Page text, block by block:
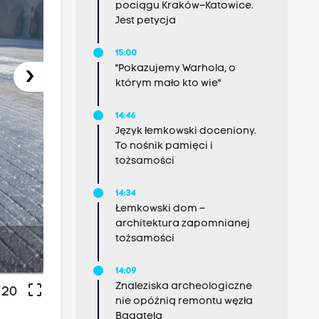
›
crop_free
pociągu Kraków–Katowice.
Jest petycja
15:00
"Pokazujemy Warhola, o
którym mało kto wie"
14:46
Język łemkowski doceniony.
To nośnik pamięci i
tożsamości
14:34
Łemkowski dom –
architektura zapomnianej
tożsamości
14:09
Znaleziska archeologiczne
nie opóźnią remontu węzła
Bagatela